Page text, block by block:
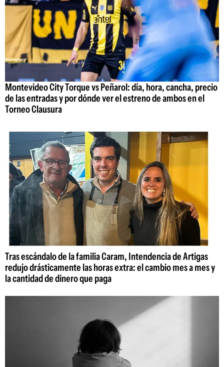
Montevideo City Torque vs Peñarol: día, hora, cancha, precio
de las entradas y por dónde ver el estreno de ambos en el
Torneo Clausura
Tras escándalo de la familia Caram, Intendencia de Artigas
redujo drásticamente las horas extra: el cambio mes a mes y
la cantidad de dinero que paga